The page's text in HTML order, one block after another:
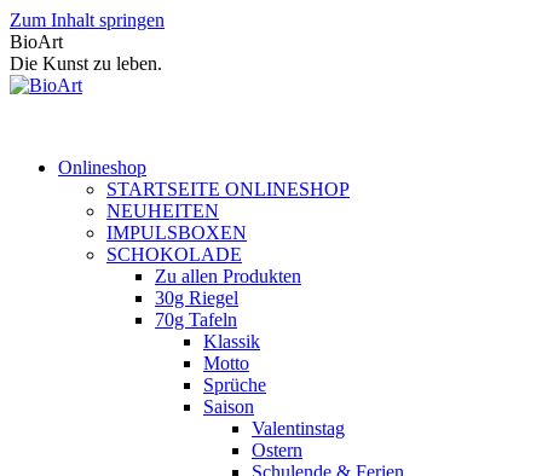
Zum Inhalt springen
BioArt
Die Kunst zu leben.
Onlineshop
STARTSEITE ONLINESHOP
NEUHEITEN
IMPULSBOXEN
SCHOKOLADE
Zu allen Produkten
30g Riegel
70g Tafeln
Klassik
Motto
Sprüche
Saison
Valentinstag
Ostern
Schulende & Ferien